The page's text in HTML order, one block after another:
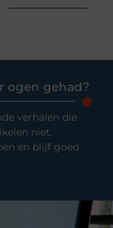
ogen gehad?
verhalen die
niet.
en blijf goed